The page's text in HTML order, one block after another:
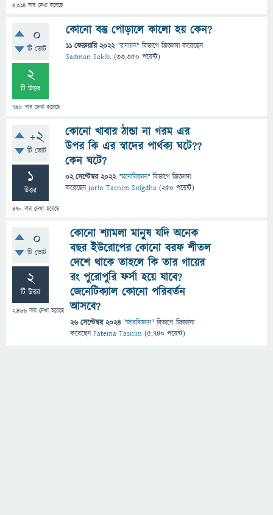
4,314 বার দেখা হয়েছে
0
টি ভোট
2
টি উত্তর
798 বার দেখা হয়েছে
কোনো বস্তু পোড়ালে কালো হয় কেন?
11 ফেব্রুয়ারি 2022 "রসায়ন" বিভাগে জিজ্ঞাসাকরেছেন
Sadman Sakib. (33,350 পয়েন্ট)
+2
টি ভোট
1
উত্তর
470 বার দেখা হয়েছে
কোনো খাবার ঠান্ডা না গরম এর
উপর কি এর স্বাদের পার্থক্য ঘটে??
কেন ঘটে?
02 সেপ্টেম্বর 2022 "মনোবিজ্ঞান" বিভাগে জিজ্ঞাসা
করেছেনJarin Tasnim Snigdha (250 পয়েন্ট)
0
টি ভোট
2
টি উত্তর
2,466 বার দেখা হয়েছে
কোনো শ্যামলা মানুষ যদি অনেক
বছর ইউরোপের কোনো বরফ শীতল
দেশে থাকে তাহলে কি তার গায়ের
রং পুরোপুরি ফর্সা হয়ে যাবে?
জেনেটিক্যাল কোনো পরিবর্তন
আসবে?
26 সেপ্টেম্বর 2024 "জীববিজ্ঞান" বিভাগে জিজ্ঞাসা
করেছেনFatema Tasnim (5,740 পয়েন্ট)